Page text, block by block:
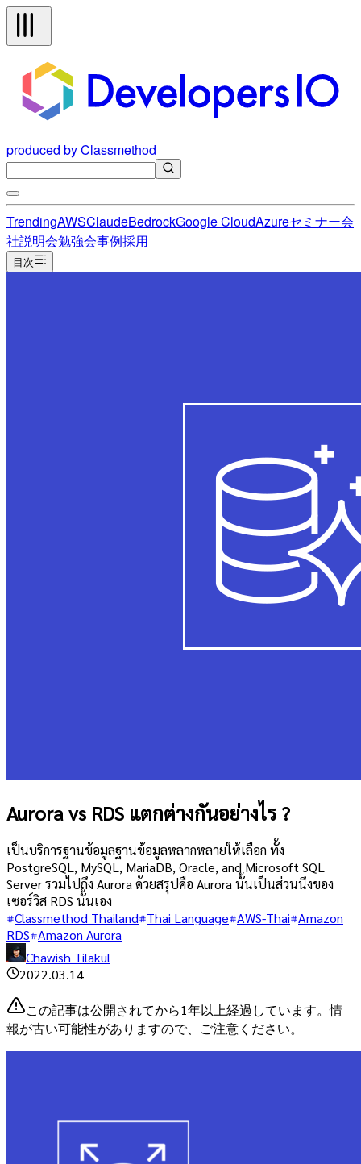
produced by Classmethod
TrendingAWSClaudeBedrockGoogle CloudAzureセミナー会
社説明会勉強会事例採用
目次
Aurora vs RDS แตกต่างกันอย่างไร ?
เป็นบริการฐานข้อมูลฐานข้อมูลหลากหลายให้เลือก ทั้ง
PostgreSQL, MySQL, MariaDB, Oracle, and Microsoft SQL
Server รวมไปถึง Aurora ด้วยสรุปคือ Aurora นั้นเป็นส่วนนึงของ
เซอร์วิส RDS นั้นเอง
Classmethod Thailand Thai Language AWS-Thai Amazon
RDS Amazon Aurora
Chawish Tilakul
2022.03.14
この記事は公開されてから1年以上経過しています。情
報が古い可能性がありますので、ご注意ください。